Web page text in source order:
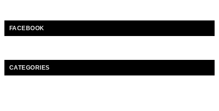
FACEBOOK
CATEGORIES